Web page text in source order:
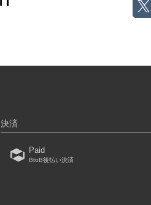
決済
Paid
BtoB後払い決済